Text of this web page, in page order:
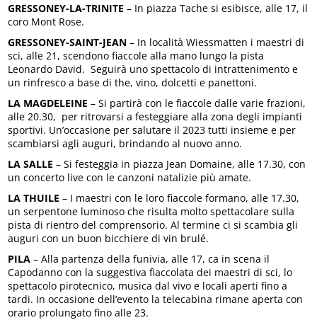
GRESSONEY-LA-TRINITE – In piazza Tache si esibisce, alle 17, il
coro Mont Rose.
GRESSONEY-SAINT-JEAN – In località Wiessmatten i maestri di
sci, alle 21, scendono fiaccole alla mano lungo la pista
Leonardo David. Seguirà uno spettacolo di intrattenimento e
un rinfresco a base di the, vino, dolcetti e panettoni.
LA MAGDELEINE – Si partirà con le fiaccole dalle varie frazioni,
alle 20.30, per ritrovarsi a festeggiare alla zona degli impianti
sportivi. Un’occasione per salutare il 2023 tutti insieme e per
scambiarsi agli auguri, brindando al nuovo anno.
LA SALLE – Si festeggia in piazza Jean Domaine, alle 17.30, con
un concerto live con le canzoni natalizie più amate.
LA THUILE – I maestri con le loro fiaccole formano, alle 17.30,
un serpentone luminoso che risulta molto spettacolare sulla
pista di rientro del comprensorio. Al termine ci si scambia gli
auguri con un buon bicchiere di vin brulé.
PILA – Alla partenza della funivia, alle 17, ca in scena il
Capodanno con la suggestiva fiaccolata dei maestri di sci, lo
spettacolo pirotecnico, musica dal vivo e locali aperti fino a
tardi. In occasione dell’evento la telecabina rimane aperta con
orario prolungato fino alle 23.